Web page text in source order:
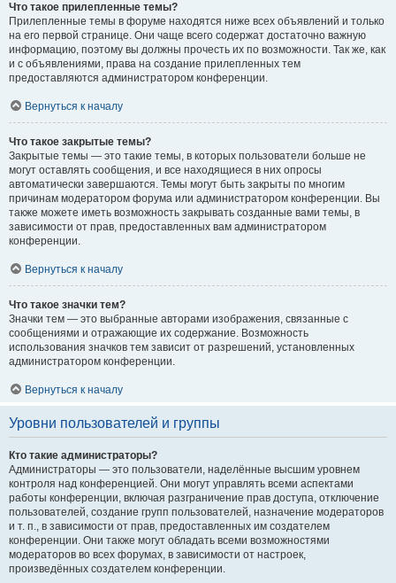
Что такое прилепленные темы?
Прилепленные темы в форуме находятся ниже всех объявлений и только
на его первой странице. Они чаще всего содержат достаточно важную
информацию, поэтому вы должны прочесть их по возможности. Так же, как
и с объявлениями, права на создание прилепленных тем
предоставляются администратором конференции.
Вернуться к началу
Что такое закрытые темы?
Закрытые темы — это такие темы, в которых пользователи больше не
могут оставлять сообщения, и все находящиеся в них опросы
автоматически завершаются. Темы могут быть закрыты по многим
причинам модератором форума или администратором конференции. Вы
также можете иметь возможность закрывать созданные вами темы, в
зависимости от прав, предоставленных вам администратором
конференции.
Вернуться к началу
Что такое значки тем?
Значки тем — это выбранные авторами изображения, связанные с
сообщениями и отражающие их содержание. Возможность
использования значков тем зависит от разрешений, установленных
администратором конференции.
Вернуться к началу
Уровни пользователей и группы
Кто такие администраторы?
Администраторы — это пользователи, наделённые высшим уровнем
контроля над конференцией. Они могут управлять всеми аспектами
работы конференции, включая разграничение прав доступа, отключение
пользователей, создание групп пользователей, назначение модераторов
и т. п., в зависимости от прав, предоставленных им создателем
конференции. Они также могут обладать всеми возможностями
модераторов во всех форумах, в зависимости от настроек,
произведённых создателем конференции.